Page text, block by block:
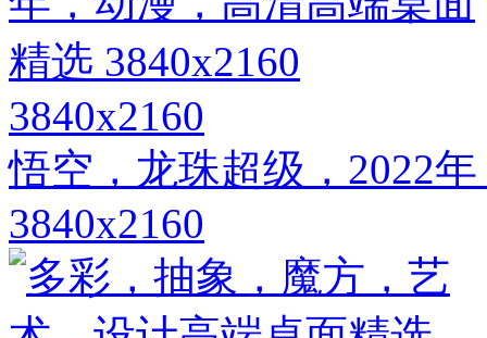
3840x2160
悟空，龙珠超级，2022
3840x2160